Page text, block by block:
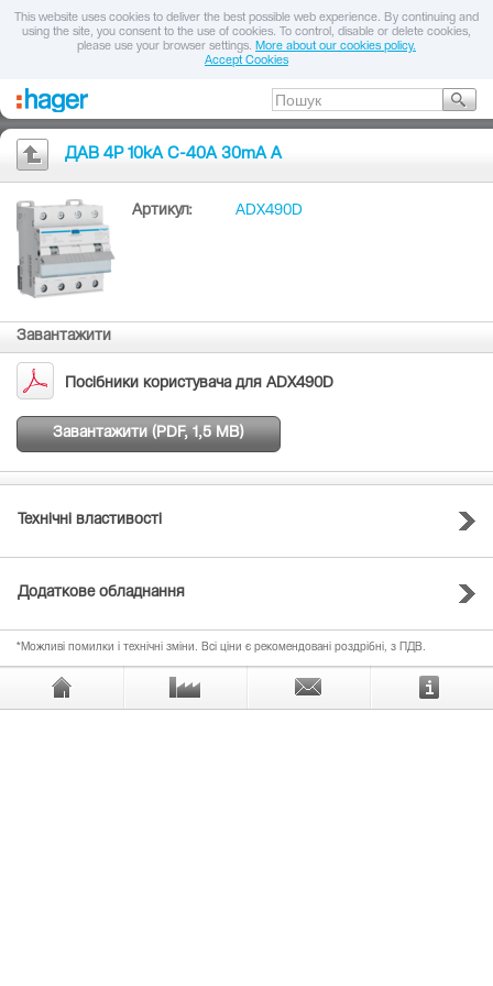
This website uses cookies to deliver the best possible web experience. By continuing and
using the site, you consent to the use of cookies. To control, disable or delete cookies,
please use your browser settings. More about our cookies policy.
Accept Cookies
ДАВ 4P 10kA C-40A 30mA A
Артикул: ADX490D
Завантажити
Посібники користувача для ADX490D
Завантажити (PDF, 1,5 MB)
Технічні властивості
Додаткове обладнання
*Можливі помилки і технічні зміни. Всі ціни є рекомендовані роздрібні, з ПДВ.